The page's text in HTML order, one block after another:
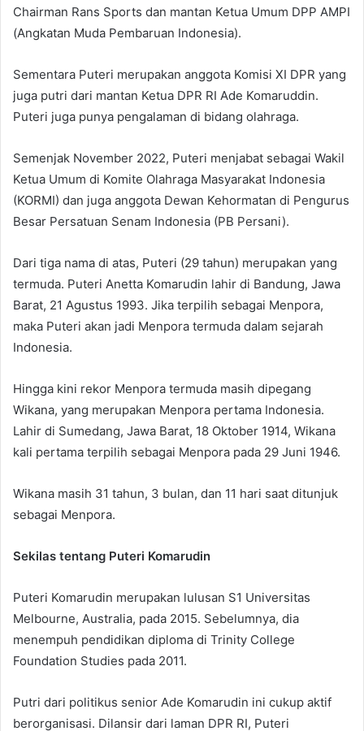
Chairman Rans Sports dan mantan Ketua Umum DPP AMPI
(Angkatan Muda Pembaruan Indonesia).
Sementara Puteri merupakan anggota Komisi XI DPR yang
juga putri dari mantan Ketua DPR RI Ade Komaruddin.
Puteri juga punya pengalaman di bidang olahraga.
Semenjak November 2022, Puteri menjabat sebagai Wakil
Ketua Umum di Komite Olahraga Masyarakat Indonesia
(KORMI) dan juga anggota Dewan Kehormatan di Pengurus
Besar Persatuan Senam Indonesia (PB Persani).
Dari tiga nama di atas, Puteri (29 tahun) merupakan yang
termuda. Puteri Anetta Komarudin lahir di Bandung, Jawa
Barat, 21 Agustus 1993. Jika terpilih sebagai Menpora,
maka Puteri akan jadi Menpora termuda dalam sejarah
Indonesia.
Hingga kini rekor Menpora termuda masih dipegang
Wikana, yang merupakan Menpora pertama Indonesia.
Lahir di Sumedang, Jawa Barat, 18 Oktober 1914, Wikana
kali pertama terpilih sebagai Menpora pada 29 Juni 1946.
Wikana masih 31 tahun, 3 bulan, dan 11 hari saat ditunjuk
sebagai Menpora.
Sekilas tentang Puteri Komarudin
Puteri Komarudin merupakan lulusan S1 Universitas
Melbourne, Australia, pada 2015. Sebelumnya, dia
menempuh pendidikan diploma di Trinity College
Foundation Studies pada 2011.
Putri dari politikus senior Ade Komarudin ini cukup aktif
berorganisasi. Dilansir dari laman DPR RI, Puteri